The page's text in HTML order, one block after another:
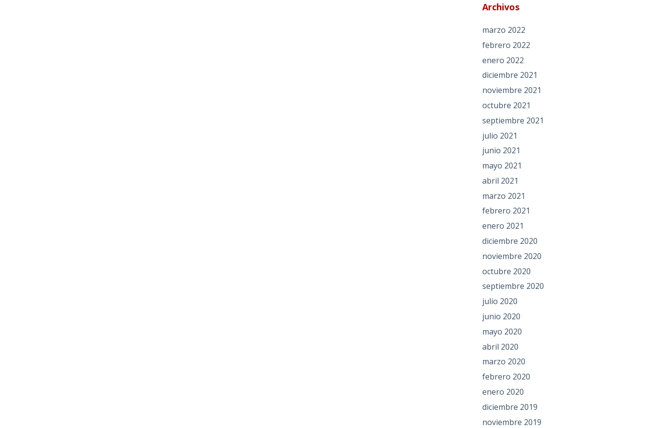
Archivos
marzo 2022
febrero 2022
enero 2022
diciembre 2021
noviembre 2021
octubre 2021
septiembre 2021
julio 2021
junio 2021
mayo 2021
abril 2021
marzo 2021
febrero 2021
enero 2021
diciembre 2020
noviembre 2020
octubre 2020
septiembre 2020
julio 2020
junio 2020
mayo 2020
abril 2020
marzo 2020
febrero 2020
enero 2020
diciembre 2019
noviembre 2019